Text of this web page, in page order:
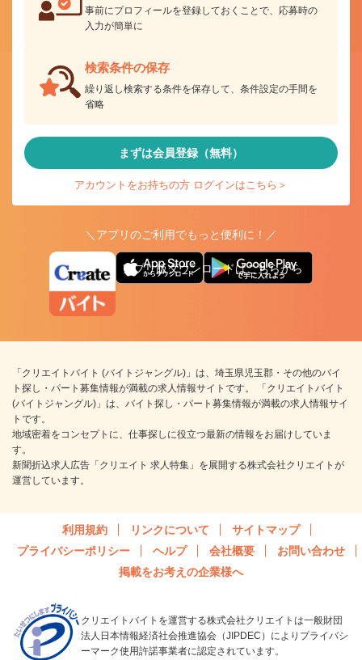
事前にプロフィールを登録しておくことで、応募時の
入力が簡単に
検索条件の保存
繰り返し検索する条件を保存して、条件設定の手間を
省略
まずは会員登録（無料）
アカウントをお持ちの方 ログインはこちら＞
＼アプリのご利用でもっと便利に！／
アプリ版ダウンロードはこちらから
「クリエイトバイト (バイトジャングル)」は、埼玉県児玉郡・その他のバイ
ト探し・パート募集情報が満載の求人情報サイトです。 「クリエイトバイト
(バイトジャングル)」は、バイト探し・パート募集情報が満載の求人情報サイ
トです。
地域密着をコンセプトに、仕事探しに役立つ最新の情報をお届けしていま
す。
新聞折込求人広告「クリエイト 求人特集」を展開する株式会社クリエイトが
運営しています。
利用規約 リンクについて
サイトマップ
プライバシーポリシー
ヘルプ 会社概要
お問い合わせ
掲載をお考えの企業様へ
クリエイトバイトを運営する株式会社クリエイトは一般財団
法人日本情報経済社会推進協会（JIPDEC）によりプライバシ
ーマーク使用許諾事業者に認定されています。